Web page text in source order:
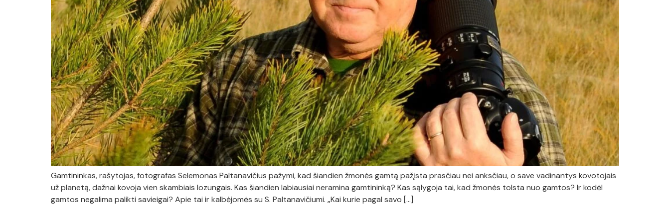
Gamtininkas, rašytojas, fotografas Selemonas Paltanavičius pažymi, kad šiandien žmonės gamtą pažįsta prasčiau nei anksčiau, o save vadinantys kovotojais
už planetą, dažnai kovoja vien skambiais lozungais. Kas šiandien labiausiai neramina gamtininką? Kas sąlygoja tai, kad žmonės tolsta nuo gamtos? Ir kodėl
gamtos negalima palikti savieigai? Apie tai ir kalbėjomės su S. Paltanavičiumi. „Kai kurie pagal savo […]